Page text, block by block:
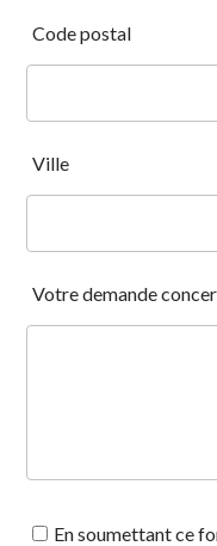
Code postal
Ville
Votre demande
En soumettant ce